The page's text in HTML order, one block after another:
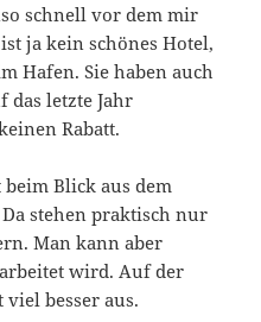
schnell vor dem mir
ja kein schönes Hotel,
Hafen. Sie haben auch
das letzte Jahr
Rabatt.
Blick aus dem
stehen praktisch nur
Man kann aber
wird. Auf der
viel besser aus.